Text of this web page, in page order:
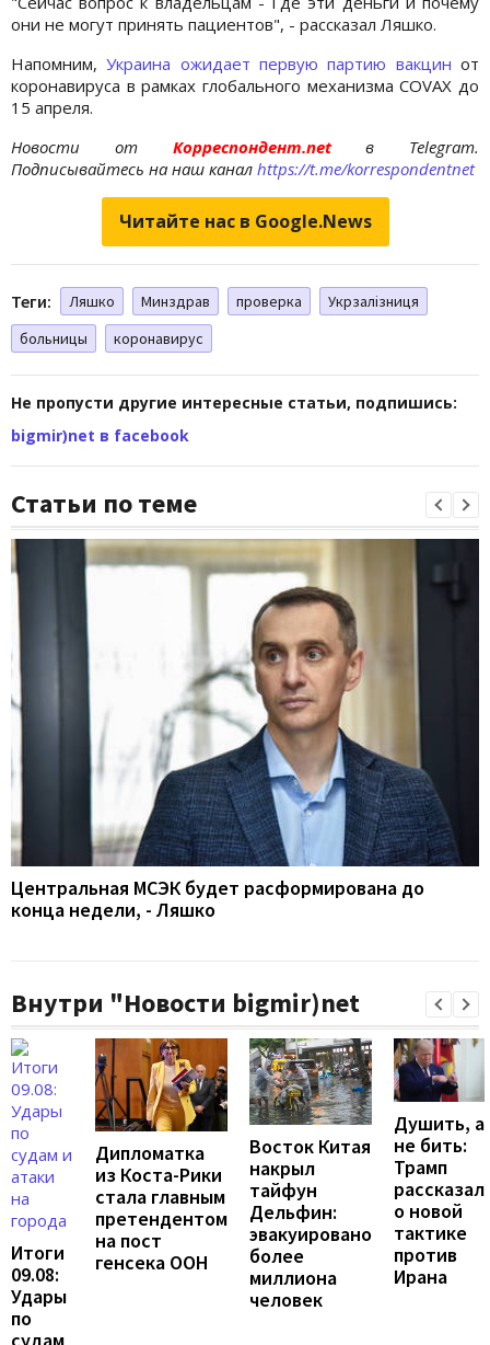
они не могут принять пациентов", - рассказал Ляшко.
Напомним,Украина ожидает первую партию вакцин от
коронавируса в рамках глобального механизма COVAX до
15 апреля.
Новости отКорреспондент.netв Telegram.
Подписывайтесь на наш канал https://t.me/korrespondentnet
Читайте нас в Google.News
Теги: Ляшко Минздрав проверка
Укрзалізниця
больницы
коронавирус
Не пропусти другие интересные статьи, подпишись:
bigmir)net в facebook
Статьи по теме
Центральная МСЭК будет расформирована до
конца недели, - Ляшко
Внутри "Новости bigmir)net
Итоги
09.08:
Удары
по
Дипломатка
из Коста-Рики
стала главным
претендентом
на пост
генсека ООН
Восток Китая
накрыл
тайфун
Дельфин:
эвакуировано
более
миллиона
человек
Душить, а
не бить:
Трамп
рассказал
о новой
тактике
против
Ирана